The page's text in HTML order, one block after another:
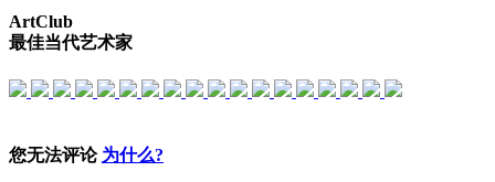
ArtClub
最佳当代艺术家
您无法评论 为什么?